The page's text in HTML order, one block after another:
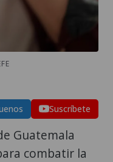
Suscríbete
Guatemala
combatir la